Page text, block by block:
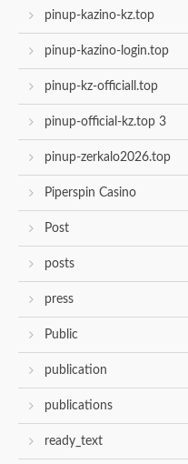
pinup-kazino-kz.top
pinup-kazino-login.top
pinup-kz-officiall.top
pinup-official-kz.top 3
pinup-zerkalo2026.top
Piperspin Casino
Post
posts
press
Public
publication
publications
ready_text